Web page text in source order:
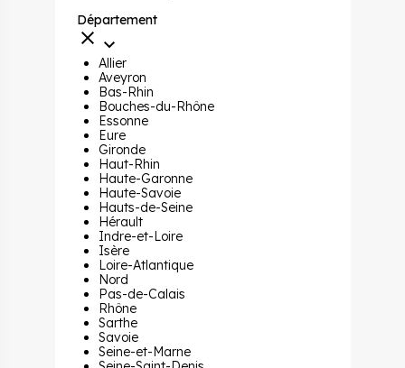
Département
Allier
Aveyron
Bas-Rhin
Bouches-du-Rhône
Essonne
Eure
Gironde
Haut-Rhin
Haute-Garonne
Haute-Savoie
Hauts-de-Seine
Hérault
Indre-et-Loire
Isère
Loire-Atlantique
Nord
Pas-de-Calais
Rhône
Sarthe
Savoie
Seine-et-Marne